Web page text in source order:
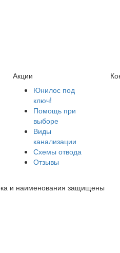
Акции
Юнилос под
ключ!
Помощь при
выборе
Виды
канализации
Схемы отвода
Отзывы
и наименования защищены